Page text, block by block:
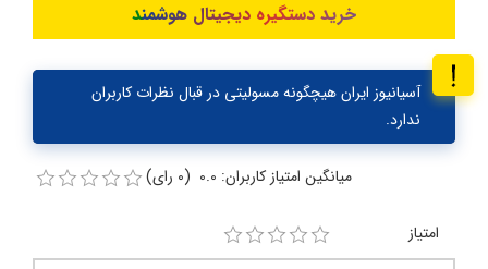
خرید دستگیره دیجیتال هوشمند
آسیانیوز ایران هیچگونه مسولیتی در قبال نظرات کاربران
ندارد.
میانگین امتیاز کاربران: 0.0 (0 رای)
امتیاز